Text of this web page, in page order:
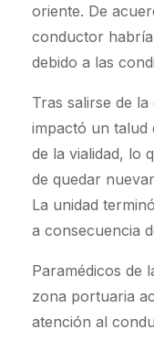
oriente. De
conductor
debido a las
Tras salirse de
impactó un talud
de la vialidad, lo
de quedar
La unidad
a consecuencia
Paramédicos de
zona portuaria
atención al